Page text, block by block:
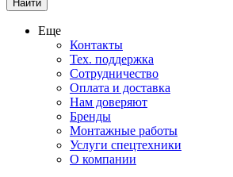
Еще
Контакты
Тех. поддержка
Сотрудничество
Оплата и доставка
Нам доверяют
Бренды
Монтажные работы
Услуги спецтехники
О компании